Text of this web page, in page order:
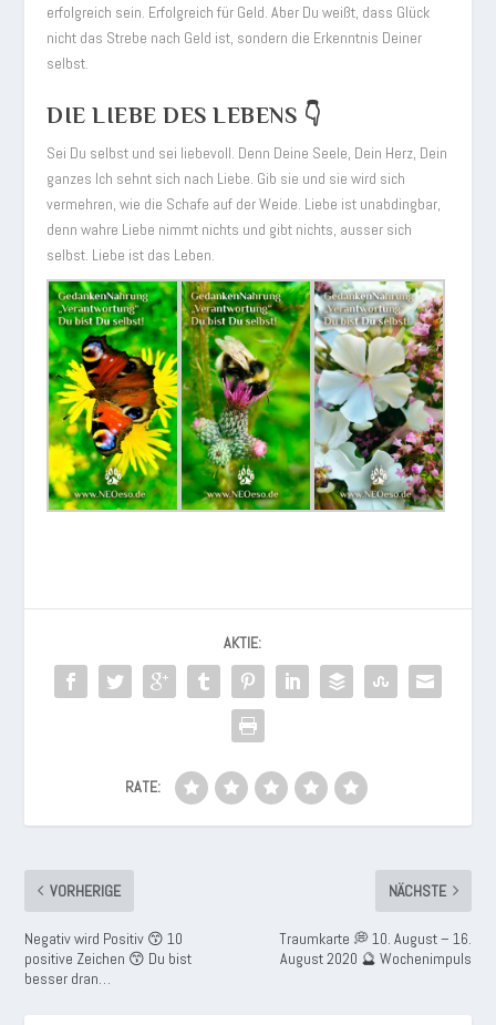
erfolgreich sein. Erfolgreich für Geld. Aber Du weißt, dass Glück
nicht das Strebe nach Geld ist, sondern die Erkenntnis Deiner
selbst.
DIE LIEBE DES LEBENS 👇
Sei Du selbst und sei liebevoll. Denn Deine Seele, Dein Herz, Dein
ganzes Ich sehnt sich nach Liebe. Gib sie und sie wird sich
vermehren, wie die Schafe auf der Weide. Liebe ist unabdingbar,
denn wahre Liebe nimmt nichts und gibt nichts, ausser sich
selbst. Liebe ist das Leben.
AKTIE:
RATE:
VORHERIGE
Negativ wird Positiv 😙 10
positive Zeichen 😙 Du bist
besser dran…
NÄCHSTE
Traumkarte 💭 10. August – 16.
August 2020 🔮 Wochenimpuls